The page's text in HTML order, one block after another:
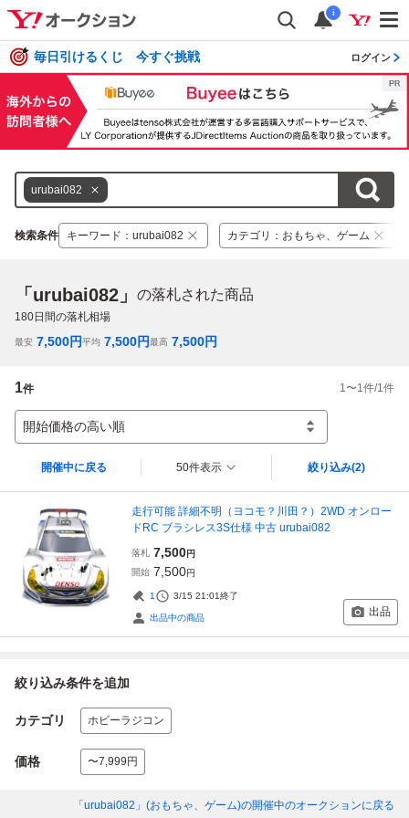
i
毎日引けるくじ 今すぐ挑戦 ログイン
urubai082
検索条件 キーワード ： urubai082 カテゴリ ： おもちゃ、ゲーム
「urubai082」 の落札された商品
180日間の落札相場
最安 7,500円平均 7,500円最高 7,500円
1件 1 〜1 件/1 件
開始価格の高い順
開催中に戻る 50件表示 絞り込み(2)
走行可能 詳細不明（ヨコモ？川田？）2WD オンロー
ドRC ブラシレス3S仕様 中古 urubai082
落札 7,500円
開始 7,500円
1 3/15 21:01終了
出品中の商品 出品
絞り込み条件を追加
カテゴリ ホビーラジコン
価格 〜7,999円
「urubai082」(おもちゃ、ゲーム)の開催中のオークションに戻る